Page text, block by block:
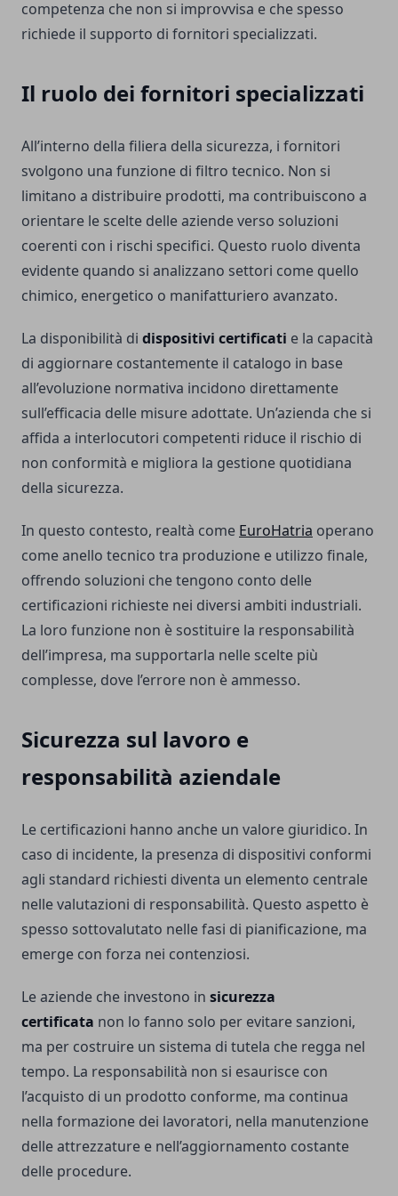
competenza che non si improvvisa e che spesso
richiede il supporto di fornitori specializzati.
Il ruolo dei fornitori specializzati
All’interno della filiera della sicurezza, i fornitori
svolgono una funzione di filtro tecnico. Non si
limitano a distribuire prodotti, ma contribuiscono a
orientare le scelte delle aziende verso soluzioni
coerenti con i rischi specifici. Questo ruolo diventa
evidente quando si analizzano settori come quello
chimico, energetico o manifatturiero avanzato.
La disponibilità di dispositivi certificati e la capacità
di aggiornare costantemente il catalogo in base
all’evoluzione normativa incidono direttamente
sull’efficacia delle misure adottate. Un’azienda che si
affida a interlocutori competenti riduce il rischio di
non conformità e migliora la gestione quotidiana
della sicurezza.
In questo contesto, realtà come EuroHatria operano
come anello tecnico tra produzione e utilizzo finale,
offrendo soluzioni che tengono conto delle
certificazioni richieste nei diversi ambiti industriali.
La loro funzione non è sostituire la responsabilità
dell’impresa, ma supportarla nelle scelte più
complesse, dove l’errore non è ammesso.
Sicurezza sul lavoro e
responsabilità aziendale
Le certificazioni hanno anche un valore giuridico. In
caso di incidente, la presenza di dispositivi conformi
agli standard richiesti diventa un elemento centrale
nelle valutazioni di responsabilità. Questo aspetto è
spesso sottovalutato nelle fasi di pianificazione, ma
emerge con forza nei contenziosi.
Le aziende che investono in sicurezza
certificata non lo fanno solo per evitare sanzioni,
ma per costruire un sistema di tutela che regga nel
tempo. La responsabilità non si esaurisce con
l’acquisto di un prodotto conforme, ma continua
nella formazione dei lavoratori, nella manutenzione
delle attrezzature e nell’aggiornamento costante
delle procedure.